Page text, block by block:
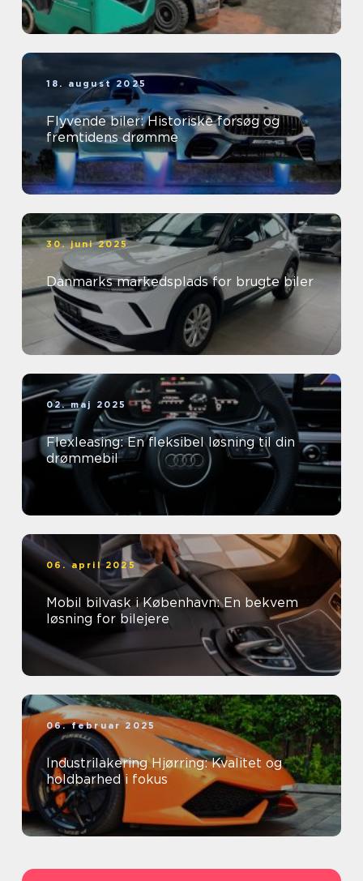
18. august 2025
Flyvende biler: Historiske forsøg og
fremtidens drømme
30. juni 2025
Danmarks markedsplads for brugte biler
02. maj 2025
Flexleasing: En fleksibel løsning til din
drømmebil
06. april 2025
Mobil bilvask i København: En bekvem
løsning for bilejere
06. februar 2025
Industrilakering Hjørring: Kvalitet og
holdbarhed i fokus